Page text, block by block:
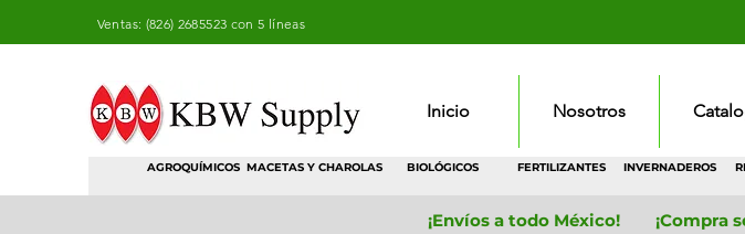
Ventas: (826) 2685523 con 5 líneas
Inicio Nosotros
AGROQUÍMICOS MACETAS Y CHAROLAS BIOLÓGICOS FERTILIZANTES INVERNADEROS
¡Envíos a todo México! ¡Compra